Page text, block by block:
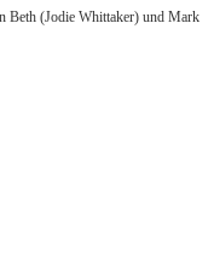
Beth (Jodie Whittaker) und Mark